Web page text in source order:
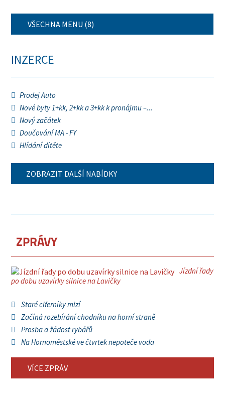
VŠECHNA MENU (8)
INZERCE
Prodej Auto
Nové byty 1+kk, 2+kk a 3+kk k pronájmu –...
Nový začátek
Doučování MA - FY
Hlídání dítěte
ZOBRAZIT DALŠÍ NABÍDKY
ZPRÁVY
Jízdní řady
po dobu uzavírky silnice na Lavičky
Staré ciferníky mizí
Začíná rozebírání chodníku na horní straně
Prosba a žádost rybářů
Na Hornoměstské ve čtvrtek nepoteče voda
VÍCE ZPRÁV